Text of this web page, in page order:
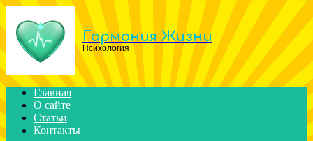
Menu
Гармония Жизни
Психология
Главная
О сайте
Статьи
Контакты